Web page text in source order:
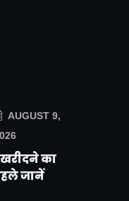
AUGUST 9,
का
जानें